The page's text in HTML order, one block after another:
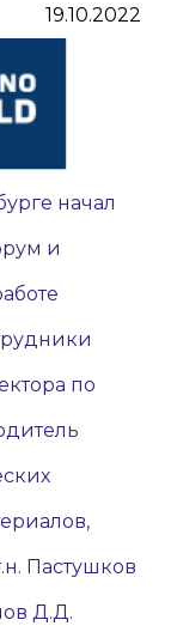
19.10.2022
начал
и
по
Пастушков
Д.Д.